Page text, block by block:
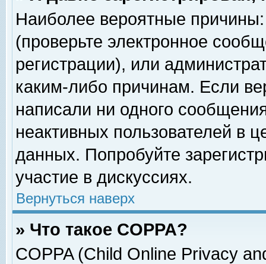
Наиболее вероятные
(проверьте электронное
регистрации), или
каким-либо причинам. Если
написали ни одного
неактивных пользователей в
данных. Попробуйте
участие в дискуссиях.
Вернуться наверх
» Что такое COPPA?
COPPA (Child Online Privacy